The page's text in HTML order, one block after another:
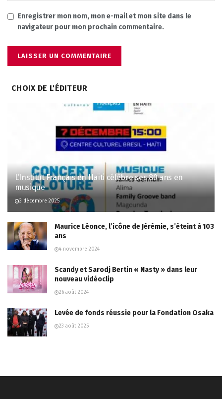
Enregistrer mon nom, mon e-mail et mon site dans le
navigateur pour mon prochain commentaire.
CHOIX DE L'ÉDITEUR
L’Institut Français en Haïti célèbre ses 80 ans en
musique
3 décembre 2025
Maurice Léonce, l’icône de Jérémie, s’éteint à 103
ans
4 novembre 2024
Scandy et Sarodj Bertin « Nasty » dans leur
nouveau vidéoclip
26 août 2024
Levée de fonds réussie pour la Fondation Osaka
23 août 2025